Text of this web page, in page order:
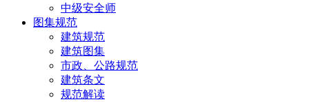
中级安全师
图集规范
建筑规范
建筑图集
市政、公路规范
建筑条文
规范解读